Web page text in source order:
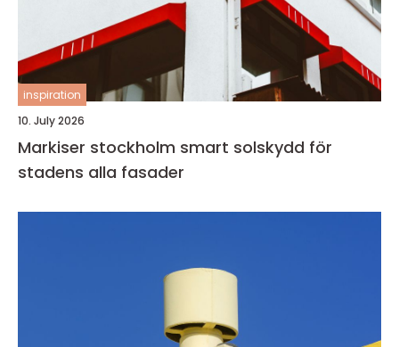
inspiration
10. July 2026
Markiser stockholm smart solskydd för
stadens alla fasader